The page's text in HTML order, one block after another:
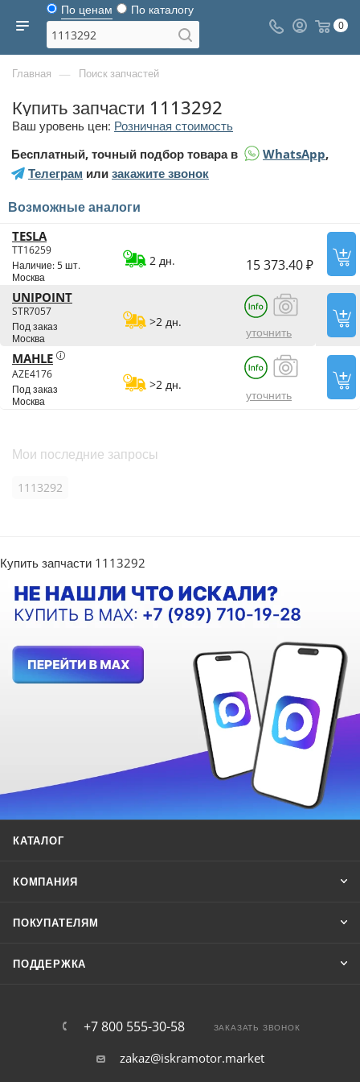
По ценам По каталогу
0
Главная — Поиск запчастей
Купить запчасти 1113292
Ваш уровень цен: Розничная стоимость
Бесплатный, точный подбор товара в
WhatsApp,
Телеграм или закажите звонок
Возможные аналоги
TESLA
TT16259
Наличие: 5 шт.
Москва
2 дн. 15 373.40 ₽
UNIPOINT
STR7057
Под заказ
Москва
>2 дн.
уточнить
MAHLE
AZE4176
Под заказ
Москва
>2 дн.
уточнить
Мои последние запросы
1113292
Купить запчасти 1113292
КАТАЛОГ
КОМПАНИЯ
ПОКУПАТЕЛЯМ
ПОДДЕРЖКА
+7 800 555-30-58 ЗАКАЗАТЬ ЗВОНОК
zakaz@iskramotor.market